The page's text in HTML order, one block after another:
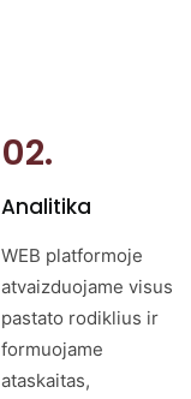
02.
Analitika
WEB platformoje
atvaizduojame visus
pastato rodiklius ir
formuojame
ataskaitas,